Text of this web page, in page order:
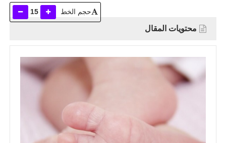
حجم الخط 15
محتويات المقال